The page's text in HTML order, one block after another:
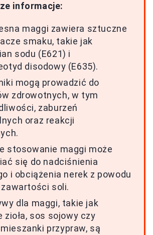
informacje:
maggi zawiera sztuczne
smaku, takie jak
sodu (E621) i
disodowy (E635).
mogą prowadzić do
zdrowotnych, w tym
zaburzeń
oraz reakcji
stosowanie maggi może
się do nadciśnienia
i obciążenia nerek z powodu
soli.
dla maggi, takie jak
zioła, sos sojowy czy
przypraw, są